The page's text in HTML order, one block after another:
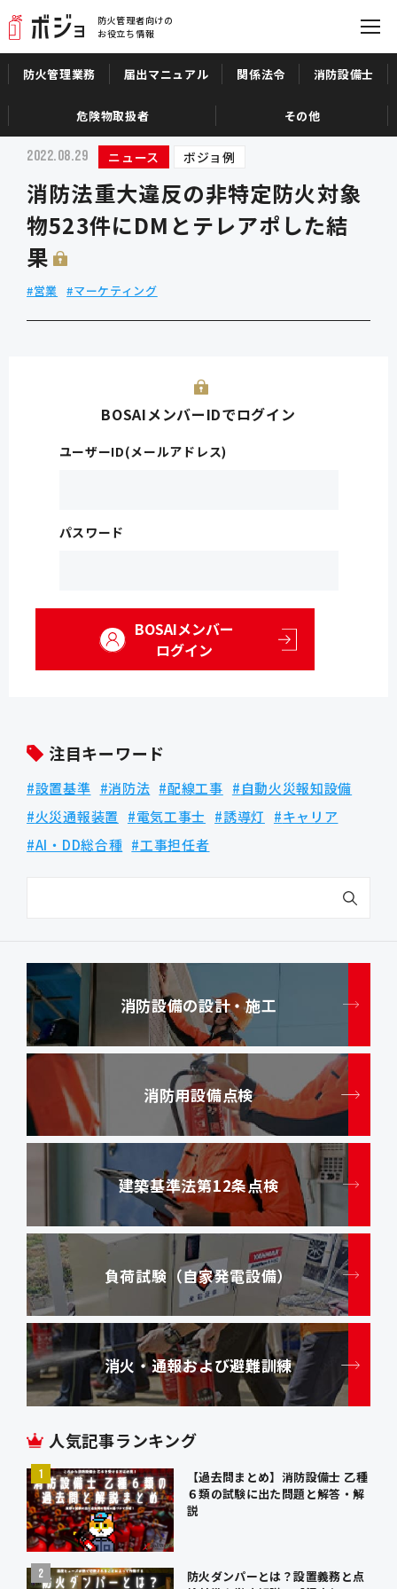
防火管理者向けの
お役立ち情報
防火管理業務 届出マニュアル 関係法令 消防設備士
危険物取扱者 その他
すべての記事 消防法重大違反の非特定防火対象物523件にDMとテレア
2022.08.29 ニュース ボジョ例
消防法重大違反の非特定防火対象
物523件にDMとテレアポした結
果
#営業 #マーケティング
BOSAIメンバーIDでログイン
ユーザーID(メールアドレス)
パスワード
BOSAIメンバー
ログイン
注目キーワード
設置基準 消防法 配線工事
自動火災報知設備
火災通報装置
電気工事士 誘導灯
キャリア
AI・DD総合種
工事担任者
消防設備の設計・施工
消防用設備点検
建築基準法第12条点検
負荷試験（自家発電設備）
消火・通報および避難訓練
人気記事ランキング
【過去問まとめ】消防設備士 乙種
６類の試験に出た問題と解答・解
説
防火ダンパーとは？設置義務と点